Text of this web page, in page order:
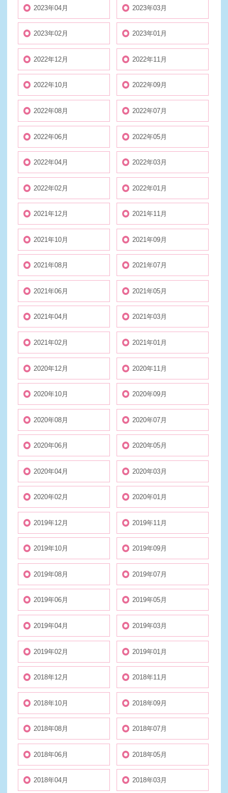
2023年04月 2023年03月
2023年02月 2023年01月
2022年12月 2022年11月
2022年10月 2022年09月
2022年08月 2022年07月
2022年06月 2022年05月
2022年04月 2022年03月
2022年02月 2022年01月
2021年12月 2021年11月
2021年10月 2021年09月
2021年08月 2021年07月
2021年06月 2021年05月
2021年04月 2021年03月
2021年02月 2021年01月
2020年12月 2020年11月
2020年10月 2020年09月
2020年08月 2020年07月
2020年06月 2020年05月
2020年04月 2020年03月
2020年02月 2020年01月
2019年12月 2019年11月
2019年10月 2019年09月
2019年08月 2019年07月
2019年06月 2019年05月
2019年04月 2019年03月
2019年02月 2019年01月
2018年12月 2018年11月
2018年10月 2018年09月
2018年08月 2018年07月
2018年06月 2018年05月
2018年04月 2018年03月